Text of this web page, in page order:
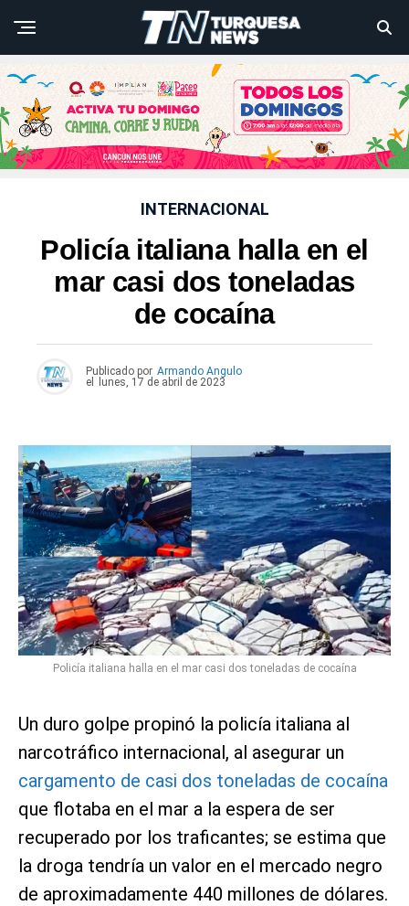
INTERNACIONAL
Policía italiana halla en el
mar casi dos toneladas
de cocaína
Publicado por Armando Angulo
el
lunes, 17 de abril de 2023
Policía italiana halla en el mar casi dos toneladas de cocaína
Un duro golpe propinó la policía italiana al
narcotráfico internacional, al asegurar un
cargamento de casi dos toneladas de cocaína
que flotaba en el mar a la espera de ser
recuperado por los traficantes; se estima que
la droga tendría un valor en el mercado negro
de aproximadamente 440 millones de dólares.